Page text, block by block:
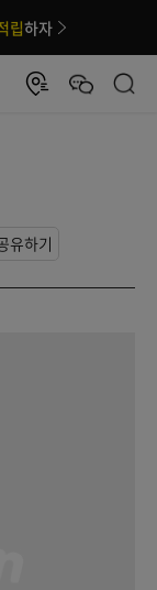
립하자
유하기